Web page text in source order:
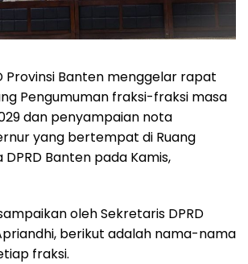
Provinsi Banten menggelar rapat
Pengumuman fraksi-fraksi masa
dan penyampaian nota
yang bertempat di Ruang
Banten pada Kamis,
oleh Sekretaris DPRD
berikut adalah nama-nama
fraksi.